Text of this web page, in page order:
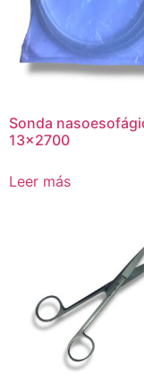
Sonda
13×2700
Leer más